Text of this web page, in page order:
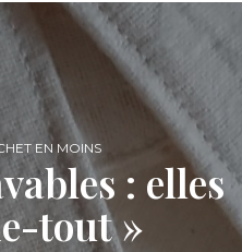
EN MOINS
: elles
tout »